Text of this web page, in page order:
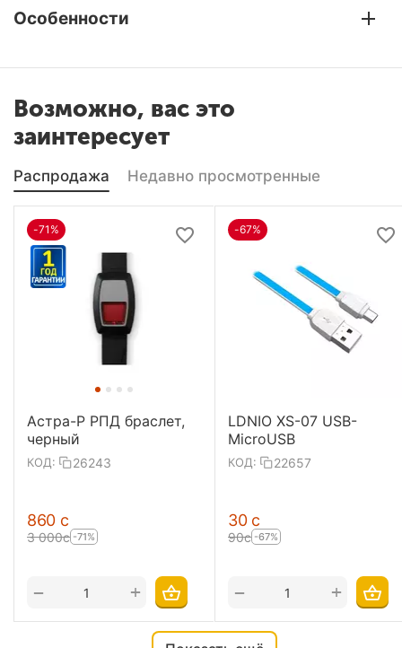
Особенности
Возможно, вас это
заинтересует
Распродажа Недавно просмотренные
-71%
Астра-Р РПД браслет,
черный
КОД: 26243
‍860‍ с
3 000с -71%
+
−
-67%
LDNIO XS-07 USB-
MicroUSB
КОД: 22657
‍30‍ с
‍90‍с -67%
+
−